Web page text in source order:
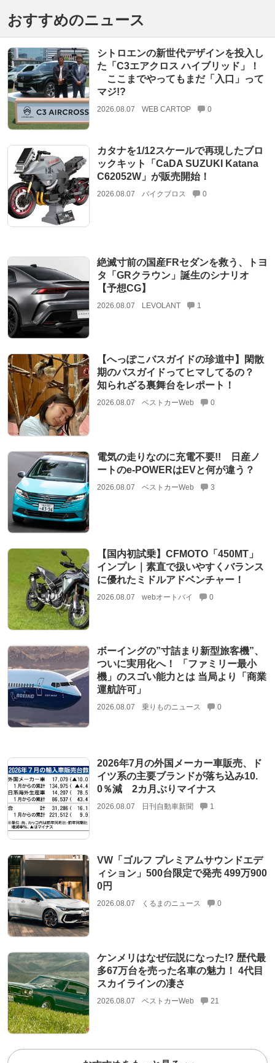
おすすめのニュース
シトロエンの新世代デザインを投入し
た「C3エアクロス ハイブリッド」！
ここまでやってもまだ「入口」って
マジ!?
2026.08.07 WEB CARTOP 0
カタナを1/12スケールで再現したブロ
ックキット「CaDA SUZUKI Katana
C62052W」が販売開始！
2026.08.07 バイクブロス 0
絶滅寸前の国産FRセダンを救う、トヨ
タ「GRクラウン」誕生のシナリオ
【予想CG】
2026.08.07 LEVOLANT 1
【へっぽこバスガイドの珍道中】閑散
期のバスガイドってヒマしてるの？
知られざる裏舞台をレポート！
2026.08.07 ベストカーWeb 0
電気の走りなのに充電不要!! 日産ノ
ートのe-POWERはEVと何が違う？
2026.08.07 ベストカーWeb 3
【国内初試乗】CFMOTO「450MT」
インプレ｜素直で扱いやすくバランス
に優れたミドルアドベンチャー！
2026.08.07 webオートバイ 0
ボーイングの”寸詰まり新型旅客機”、
ついに実用化へ！ 「ファミリー最小
機」のスゴい能力とは 当局より「商業
運航許可」
2026.08.07 乗りものニュース 0
2026年7月の外国メーカー車販売、ド
イツ系の主要ブランドが落ち込み10.
0％減 2カ月ぶりマイナス
2026.08.07 日刊自動車新聞 1
VW「ゴルフ プレミアムサウンドエデ
ィション」500台限定で発売 499万900
0円
2026.08.07 くるまのニュース 0
ケンメリはなぜ伝説になった!? 歴代最
多67万台を売った名車の魅力！ 4代目
スカイラインの凄さ
2026.08.07 ベストカーWeb 21